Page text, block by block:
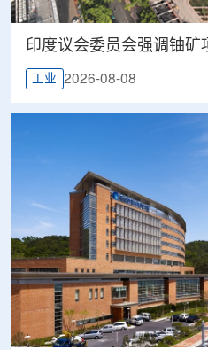
印度议会委员会强调铀矿
工业 2026-08-08